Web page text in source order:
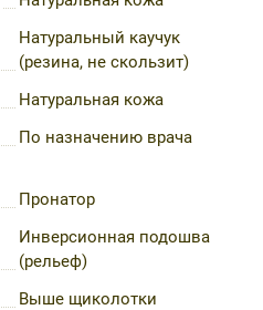
Натуральный каучук
(резина, не скользит)
Натуральная кожа
По назначению врача
Пронатор
Инверсионная подошва
(рельеф)
Выше щиколотки